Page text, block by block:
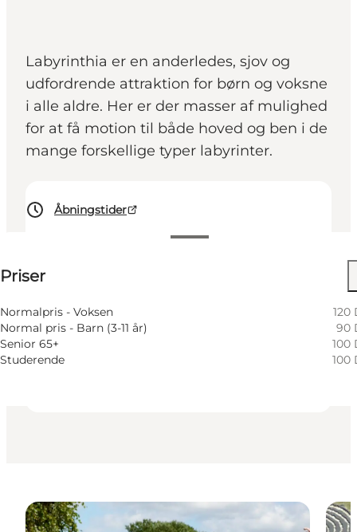
Labyrinthia er en anderledes, sjov og
udfordrende attraktion for børn og voksne
i alle aldre. Her er der masser af mulighed
for at få motion til både hoved og ben i de
mange forskellige typer labyrinter.
Åbningstider
Priser
Normalpris - Voksen
120
Normal pris - Barn (3-11 år)
90
Senior 65+
100
Studerende
100
Hunde tilladt
Børn, Venner, Min partner